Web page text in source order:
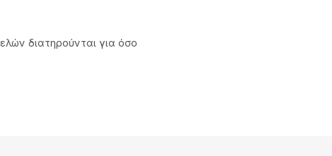
διατηρούνται για όσο